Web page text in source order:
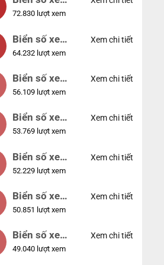
04953
72.830 lượt xem
Biển số xe
88888
64.232 lượt xem
Xem chi tiết
Biển số xe
12345
56.109 lượt xem
Xem chi tiết
Biển số xe
66666
53.769 lượt xem
Xem chi tiết
Biển số xe
11111
52.229 lượt xem
Xem chi tiết
Biển số xe
44444
50.851 lượt xem
Xem chi tiết
Biển số xe
77777
49.040 lượt xem
Xem chi tiết